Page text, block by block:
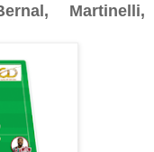
Martinelli,